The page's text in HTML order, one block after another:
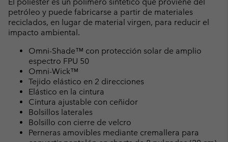
petróleo y puede fabricarse a partir de materiales
reciclados, en lugar de material virgen, para reducir el
impacto ambiental.
Omni-Shade™ con protección solar de amplio
espectro FPU 50
Omni-Wick™
Tejido elástico en 2 direcciones
Elástico en la cintura
Cintura ajustable con ceñidor
Bolsillos laterales
Bolsillo con cierre de velcro
Perneras amovibles mediante cremallera para